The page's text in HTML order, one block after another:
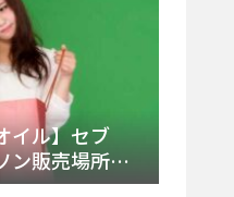
イル】セブ
ン販売場所
すめ市販品を